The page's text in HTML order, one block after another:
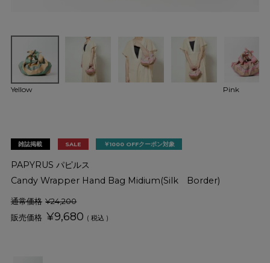
Yellow Pink
雑誌掲載 SALE ￥1000 OFFクーポン対象
PAPYRUS パピルス
Candy Wrapper Hand Bag Midium(Silk Border)
通常価格 ¥24,200
¥9,680 税込